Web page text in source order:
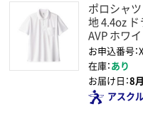
ポロシャ
地 4.4oz
AVP ホワイ
お申込番号：
在庫：あり
お届け日：8
アスク